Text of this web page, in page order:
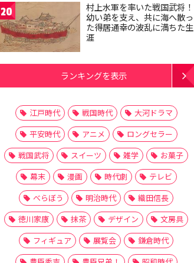
20
村上水軍を率いた戦国武将！
幼い弟を支え、共に海へ散っ
た得居通幸の波乱に満ちた生
涯
ランキングを表示
江戸時代 戦国時代
大河ドラマ
平安時代
アニメ
ロングセラー
戦国武将
スイーツ 雑学
お菓子
幕末
漫画 時代劇
テレビ
べらぼう
明治時代
織田信長
徳川家康
抹茶 デザイン
文房具
フィギュア
展覧会
鎌倉時代